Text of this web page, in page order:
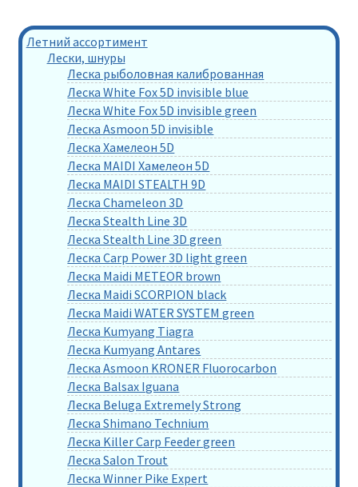
Летний ассортимент
Лески, шнуры
Леска рыболовная калиброванная
Леска White Fox 5D invisible blue
Леска White Fox 5D invisible green
Леска Asmoon 5D invisible
Леска Хамелеон 5D
Леска MAIDI Хамелеон 5D
Леска MAIDI STEALTH 9D
Леска Chameleon 3D
Леска Stealth Line 3D
Леска Stealth Line 3D green
Леска Carp Power 3D light green
Леска Maidi METEOR brown
Леска Maidi SCORPION black
Леска Maidi WATER SYSTEM green
Леска Kumyang Tiagra
Леска Kumyang Antares
Леска Asmoon KRONER Fluorocarbon
Леска Balsax Iguana
Леска Beluga Extremely Strong
Леска Shimano Technium
Леска Killer Carp Feeder green
Леска Salon Trout
Леска Winner Pike Expert